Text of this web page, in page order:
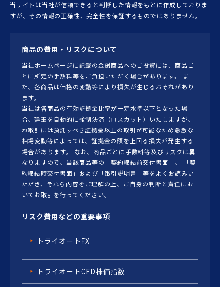
当サイトは当社が信頼できると判断した情報をもとに作成しておりま
すが、その情報の正確性、完全性を保証するものではありません。
商品の費用・リスクについて
当社ホームページに記載の金融商品へのご投資には、商品ご
とに所定の手数料等をご負担いただく場合があります。 ま
た、各商品は価格の変動等により損失が生じるおそれがあり
ます。
当社は各商品の有効証拠金比率が一定水準以下となった場
合、建玉を自動的に強制決済（ロスカット）いたしますが、
お取引には預託すべき証拠金以上の取引が可能なため急激な
相場変動等によっては、証拠金の額を上回る損失が発生する
場合があります。 なお、商品ごとに手数料等及びリスクは異
なりますので、当該商品等の「契約締結前交付書面」、 「契
約締結時交付書面」および「取引説明書」等をよくお読みい
ただき、それら内容をご理解の上、ご自身の判断と責任にお
いてお取引を行ってください。
リスク費用などの重要事項
トライオートFX
トライオートCFD株価指数